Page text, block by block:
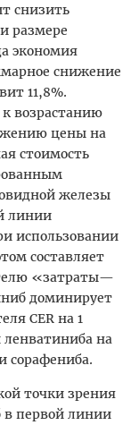
снизить
размере
экономия
снижение
11,8%.
возрастанию
цены на
стоимость
железы
линии
использовании
составляет
«затраты—
доминирует
CER на 1
ленватиниба на
сорафениба.
точки зрения
в первой линии